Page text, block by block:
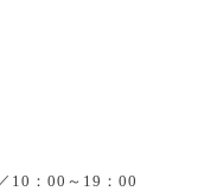
10：00～19：00